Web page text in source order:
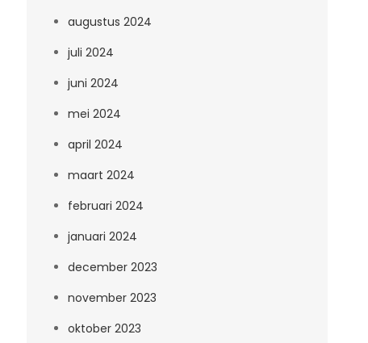
augustus 2024
juli 2024
juni 2024
mei 2024
april 2024
maart 2024
februari 2024
januari 2024
december 2023
november 2023
oktober 2023